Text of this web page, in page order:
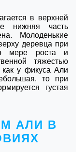
в верхней
нижняя часть
Молоденькие
деревца при
мере роста и
тяжестью
как у фикуса Али
то при
густая
АЛИ В